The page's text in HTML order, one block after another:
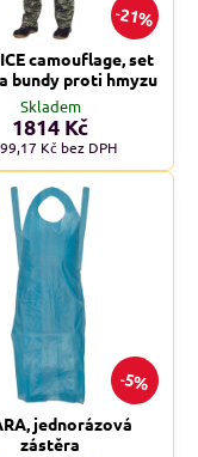
21%
camouflage, set
bundy proti hmyzu
Skladem
1814 Kč
Kč bez DPH
5%
jednorázová
zástěra